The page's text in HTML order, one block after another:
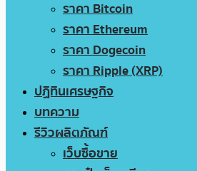
ราคา Bitcoin
ราคา Ethereum
ราคา Dogecoin
ราคา Ripple (XRP)
ปฏิทินเศรษฐกิจ
บทความ
รีวิวผลิตภัณฑ์
เว็บซื้อขาย